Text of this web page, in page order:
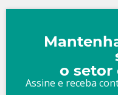
o setor
Assine e receba